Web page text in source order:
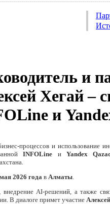
и
Хегай –
и
процессов и использование
INFOLine иYandex
.
2026 годав Алматы.
внедрениеAI-решений, а также
В диалоге примет участие